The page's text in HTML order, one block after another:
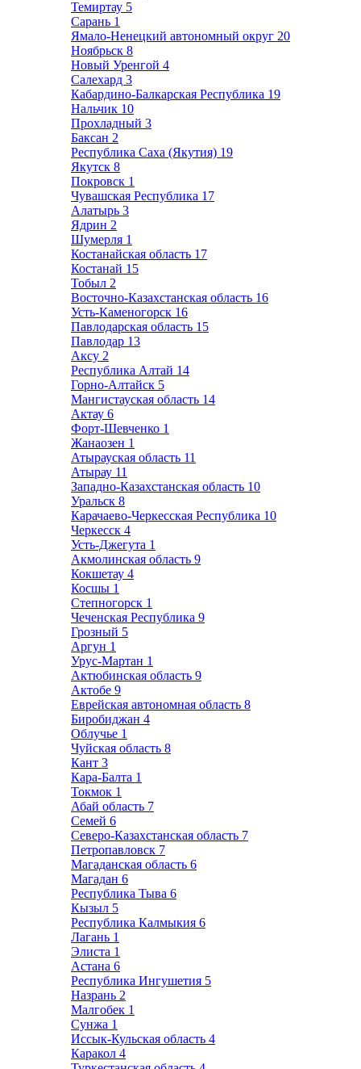
Темиртау 5
Сарань 1
Ямало-Ненецкий автономный округ 20
Ноябрьск 8
Новый Уренгой 4
Салехард 3
Кабардино-Балкарская Республика 19
Нальчик 10
Прохладный 3
Баксан 2
Республика Саха (Якутия) 19
Якутск 8
Покровск 1
Чувашская Республика 17
Алатырь 3
Ядрин 2
Шумерля 1
Костанайская область 17
Костанай 15
Тобыл 2
Восточно-Казахстанская область 16
Усть-Каменогорск 16
Павлодарская область 15
Павлодар 13
Аксу 2
Республика Алтай 14
Горно-Алтайск 5
Мангистауская область 14
Актау 6
Форт-Шевченко 1
Жанаозен 1
Атырауская область 11
Атырау 11
Западно-Казахстанская область 10
Уральск 8
Карачаево-Черкесская Республика 10
Черкесск 4
Усть-Джегута 1
Акмолинская область 9
Кокшетау 4
Косшы 1
Степногорск 1
Чеченская Республика 9
Грозный 5
Аргун 1
Урус-Мартан 1
Актюбинская область 9
Актобе 9
Еврейская автономная область 8
Биробиджан 4
Облучье 1
Чуйская область 8
Кант 3
Кара-Балта 1
Токмок 1
Абай область 7
Семей 6
Северо-Казахстанская область 7
Петропавловск 7
Магаданская область 6
Магадан 6
Республика Тыва 6
Кызыл 5
Республика Калмыкия 6
Лагань 1
Элиста 1
Астана 6
Республика Ингушетия 5
Назрань 2
Малгобек 1
Сунжа 1
Иссык-Кульская область 4
Каракол 4